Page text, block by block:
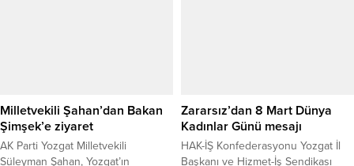
Milletvekili Şahan’dan Bakan
Şimşek’e ziyaret
AK Parti Yozgat Milletvekili
Süleyman Şahan, Yozgat’ın
Zararsız’dan 8 Mart Dünya
Kadınlar Günü mesajı
HAK-İŞ Konfederasyonu Yozgat İl
Başkanı ve Hizmet-İş Sendikası